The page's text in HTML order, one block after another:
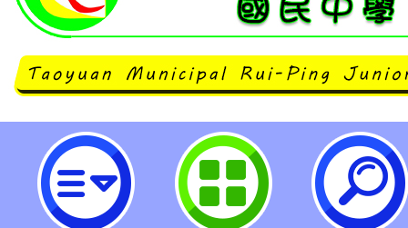
「Financial Explorer 62 金融探
立瑞坪國民中學